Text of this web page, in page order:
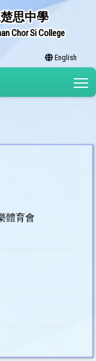
思中學
Chor Si College
English
體育會